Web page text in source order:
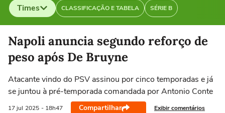
Times CLASSIFICAÇÃO E TABELA SÉRIE B
Selecione o time para ver as notícias
Napoli anuncia segundo reforço de
peso após De Bruyne
Atacante vindo do PSV assinou por cinco temporadas e já
se juntou à pré-temporada comandada por Antonio Conte
17 jul 2025 - 18h47 Compartilhar Exibir comentários